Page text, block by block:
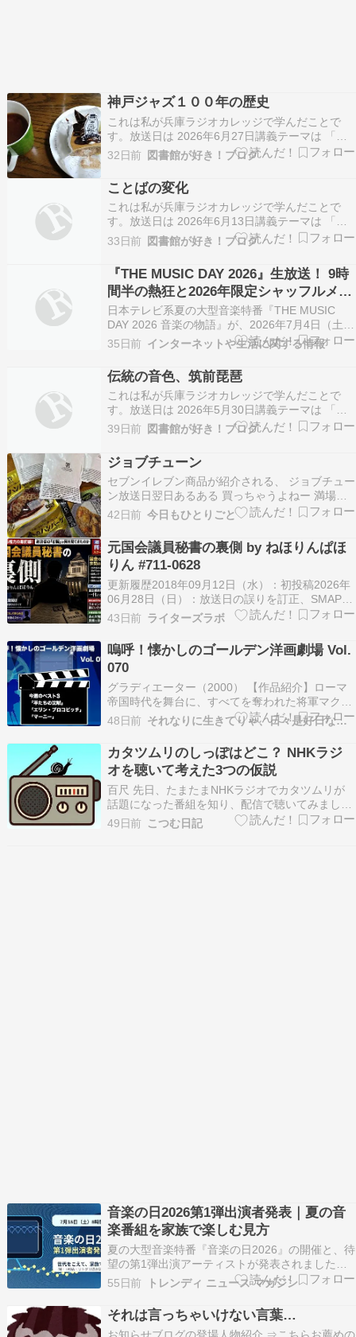
神戸ジャズ１００年の歴史
これは私が兵庫ラジオカレッジで学んだことで
す。放送日は 2026年6月27日講義テーマは 「ジ
ャズと神戸のハーモニー」 ボーカリストが語る１
００年の旅講師は ジャズボーカリスト、イベント
プロデューサー 高橋 リエ 先生神戸ジャズ１００
年の歴史を学びました。文化の歴史を順序だて
て…
32日前 図書館が好き！ブログ
ことばの変化
これは私が兵庫ラジオカレッジで学んだことで
す。放送日は 2026年6月13日講義テーマは 「二
十世紀に大きく姿を変えた方言」 兵庫県各地のこ
とば講師は 甲南大学名誉教授 都染 直也 先生提出
課題番組でしたので、記録用に投稿します。人に
とって、ことばも文字も大切な意志の伝達手段
で…
33日前 図書館が好き！ブログ
『THE MUSIC DAY 2026』生放送！ 9時
間半の熱狂と2026年限定シャッフルメド
レーの見どころ
日本テレビ系夏の大型音楽特番『THE MUSIC
DAY 2026 音楽の物語』が、2026年7月4日（土）
13時30分から22時54分まで、千葉・幕張メッセ
から約9時間半の生放送で届けられました。総合
司会を櫻井翔が14年連続で務め、テーマ「音楽の
物語」のもと、世代を超えた豪華ア…
35日前 インターネットや生活に関する情報
伝統の音色、筑前琵琶
これは私が兵庫ラジオカレッジで学んだことで
す。放送日は 2026年5月30日講義テーマは 「伝
統楽器・琵琶の多様性」 筑前琵琶 弾き語りの世
界講師は 筑前琵琶奏者 川村旭芳 先生記録のため
に投稿します。感想文は、以下のとおりまとめま
した。 「筑前琵琶、伝統の音色」和楽器の琵琶
と…
39日前 図書館が好き！ブログ
ジョブチューン
セブンイレブン商品が紹介される、 ジョブチュー
ン放送日翌日あるある 買っちゃうよねー 満場一
致合格の金のハンバーグ。 粗挽きの肉感を感じ
る！ 以前より断然おいしくなったと思う。 白い
袋の中身は、 ほくじゃが牛肉コロッケ2個と、 な
なチキ2個。 どちらも満場一致合格。 実は私、
な…
42日前 今日もひとりごと
元国会議員秘書の裏側 by ねほりんぱほ
りん #711-0628
更新履歴2018年09月12日（水）：初投稿2026年
06月28日（日）：放送日の誤りを訂正、SMAP解
散後の状況・政策担当秘書の給与制度などを最新
情報に更新、全面リライト 明るい未来を掲げて働
く政治家の姿は、市民の声を […]
43日前 ライターズラボ
嗚呼！懐かしのゴールデン洋画劇場 Vol.
070
グラディエーター（2000） 【作品紹介】ローマ
帝国時代を舞台に、すべてを奪われた将軍マクシ
ムスの復しゅうと誇りを描いた歴史スペクタク
ル。 老皇帝マルクス・アウレリウスから信頼を寄
せられていたマクシムスは、皇帝の息子コモドゥ
スの陰謀によって家族も地位も失ってしまう。や
がて剣闘士…
48日前 それなりに生きてりゃ、日々是好日なり！
カタツムリのしっぽはどこ？ NHKラジ
オを聴いて考えた3つの仮説
百尺 先日、たまたまNHKラジオでカタツムリが
話題になった番組を知り、配信で聴いてみまし
た。テーマは「しっぽ」。番組タイトルは「カタ
ツムリのしっぽはどこ？＠千代田区」です。今回
49日前 こつむ日記
音楽の日2026第1弾出演者発表｜夏の音
楽番組を家族で楽しむ見方
夏の大型音楽特番『音楽の日2026』の開催と、待
望の第1弾出演アーティストが発表されました！
今年のテーマは「こえる。きこえる。」。次世代
を担うボーイズグループから実力派ボーカルグル
ープまで、ジャンルを越えて響く音楽の祭典が今
年も幕を開けます。今回は、気になる放送日程か
55日前 トレンディ ニュース マガジン
それは言っちゃいけない言葉…
お知らせブログの登場人物紹介 ⇒こちらお薦めの